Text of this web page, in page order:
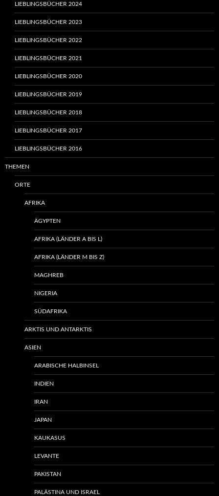
LIEBLINGSBÜCHER 2024
LIEBLINGSBÜCHER 2023
LIEBLINGSBÜCHER 2022
LIEBLINGSBÜCHER 2021
LIEBLINGSBÜCHER 2020
LIEBLINGSBÜCHER 2019
LIEBLINGSBÜCHER 2018
LIEBLINGSBÜCHER 2017
LIEBLINGSBÜCHER 2016
THEMEN
ORTE
AFRIKA
ÄGYPTEN
AFRIKA (LÄNDER A BIS L)
AFRIKA (LÄNDER M BIS Z)
MAGHREB
NIGERIA
SÜDAFRIKA
ARKTIS UND ANTARKTIS
ASIEN
ARABISCHE HALBINSEL
INDIEN
IRAN
JAPAN
KAUKASUS
LEVANTE
PAKISTAN
PALÄSTINA UND ISRAEL